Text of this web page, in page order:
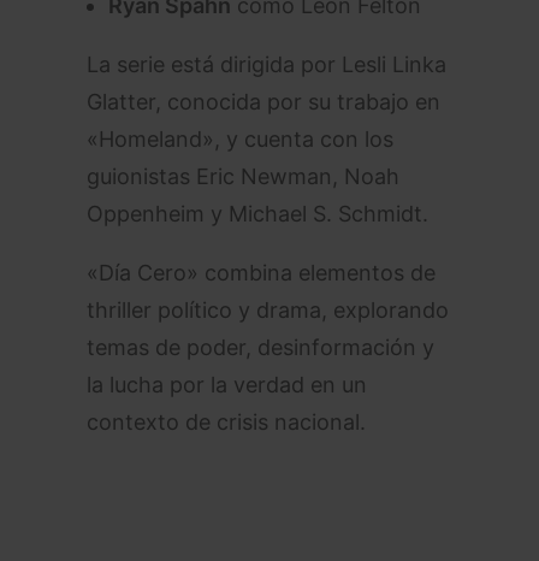
Ryan Spahn como Leon Felton
La serie está dirigida por Lesli Linka
Glatter, conocida por su trabajo en
«Homeland», y cuenta con los
guionistas Eric Newman, Noah
Oppenheim y Michael S. Schmidt.
«Día Cero» combina elementos de
thriller político y drama, explorando
temas de poder, desinformación y
la lucha por la verdad en un
contexto de crisis nacional.